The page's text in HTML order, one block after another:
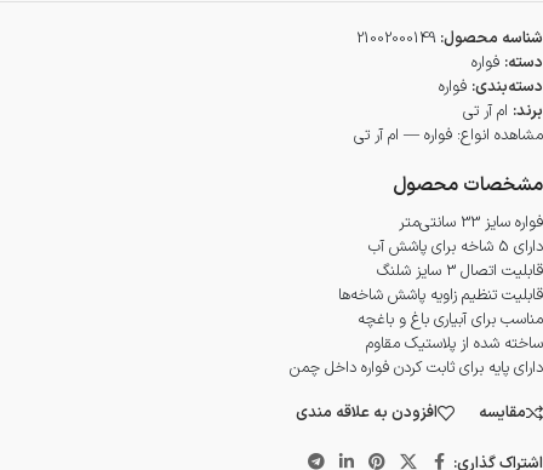
شناسه محصول: 21002000149
دسته: فواره
دسته‌بندی: فواره
برند: ام آر تی
مشاهده انواع: فواره — ام آر تی
مشخصات محصول
فواره سایز 33 سانتی‌متر
دارای 5 شاخه برای پاشش آب
قابلیت اتصال 3 سایز شلنگ
قابلیت تنظیم زاویه پاشش شاخه‌ها
مناسب برای آبیاری باغ و باغچه
ساخته شده از پلاستیک مقاوم
دارای پایه برای ثابت کردن فواره داخل چمن
مقایسه
افزودن به علاقه مندی
اشتراک گذاری: